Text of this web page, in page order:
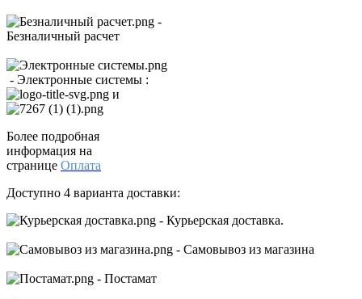
-
Безналичный расчет
- Электронные системы :
и
Более подробная
информация на
странице Оплата
Доступно 4 варианта доставки:
- Курьерская доставка.
- Самовывоз из магазина
- Постамат